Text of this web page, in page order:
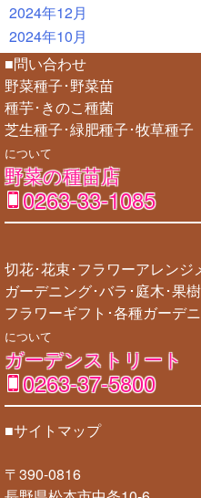
2024年12月
2024年10月
■問い合わせ
野菜種子･野菜苗
種芋･きのこ種菌
芝生種子･緑肥種子･牧草種子
について
野菜の種苗店
0263-33-1085
切花･花束･フラワーアレンジ
ガーデニング･バラ･庭木･果樹
フラワーギフト･各種ガーデ
について
ガーデンストリート
0263-37-5800
■サイトマップ
〒390-0816